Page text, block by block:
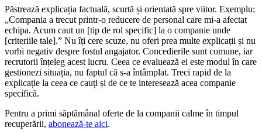
Păstrează explicația factuală, scurtă și orientată spre viitor. Exemplu:
„Compania a trecut printr-o reducere de personal care mi-a afectat
echipa. Acum caut un [tip de rol specific] la o companie unde
[criteriile tale].” Nu îți cere scuze, nu oferi prea multe explicații și nu
vorbi negativ despre fostul angajator. Concedierile sunt comune, iar
recrutorii înțeleg acest lucru. Ceea ce evaluează ei este modul în care
gestionezi situația, nu faptul că s-a întâmplat. Treci rapid de la
explicație la ceea ce cauți și de ce te interesează acea companie
specifică.
Pentru a primi săptămânal oferte de la companii calme în timpul
recuperării, abonează-te aici.